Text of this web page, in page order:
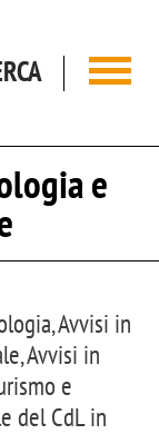
e
Avvisi in
Avvisi in
e
del CdL in